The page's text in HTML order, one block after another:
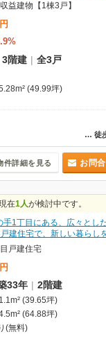
益建物【1棟3戸】
円
3階建 | 全3戸
(49.99坪)
… 徒
件詳細を見る お問
在1人が検討中です。
手1丁目にある、広々とし
戸建住宅で、新しい暮らし
戸建住宅
円
33年 | 2階建
(39.65坪)
(64.88坪)
(無料)